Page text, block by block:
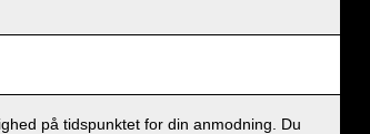
på tidspunktet for din anmodning. Du